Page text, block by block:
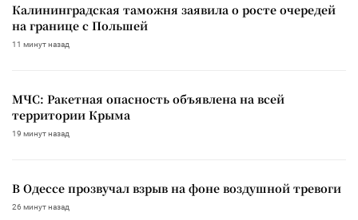
Калининградская таможня заявила о росте очередей
на границе с Польшей
11 минут назад
МЧС: Ракетная опасность объявлена на всей
территории Крыма
19 минут назад
В Одессе прозвучал взрыв на фоне воздушной тревоги
26 минут назад